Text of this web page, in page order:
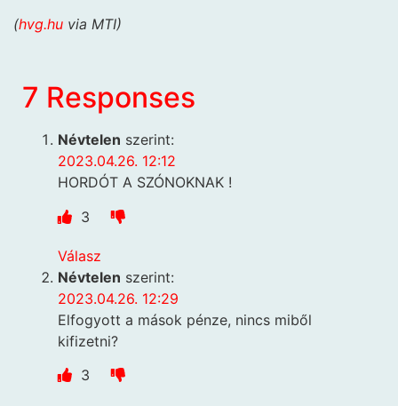
(hvg.hu via MTI)
7 Responses
Névtelen szerint:
2023.04.26. 12:12
HORDÓT A SZÓNOKNAK !
3
Válasz
Névtelen szerint:
2023.04.26. 12:29
Elfogyott a mások pénze, nincs miből
kifizetni?
3